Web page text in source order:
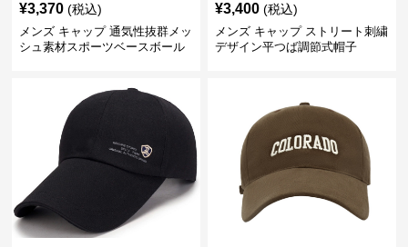
¥3,370 (税込)
メンズ キャップ 通気性抜群メッ
シュ素材スポーツベースボール
¥3,400 (税込)
メンズ キャップ ストリート刺繍
デザイン平つば調節式帽子